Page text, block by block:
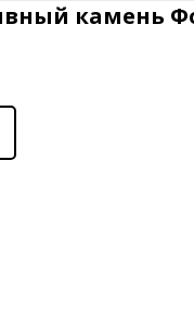
камень